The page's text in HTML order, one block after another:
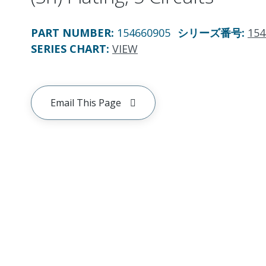
PART NUMBER: 154660905 シリーズ番号:
SERIES CHART: VIEW
Email This Page